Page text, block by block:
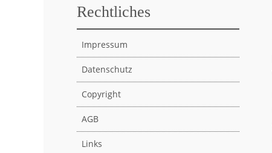
Rechtliches
Impressum
Datenschutz
Copyright
AGB
Links